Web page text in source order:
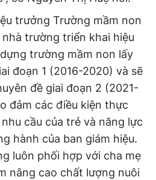
trưởng Trường mầm non
trường triển khai hiệu
trường mầm non lấy
đoạn 1 (2016-2020) và sẽ
đề giai đoạn 2 (2021-
đảm các điều kiện thực
cầu của trẻ và năng lực
hành của ban giám hiệu.
luôn phối hợp với cha mẹ
nâng cao chất lượng nuôi